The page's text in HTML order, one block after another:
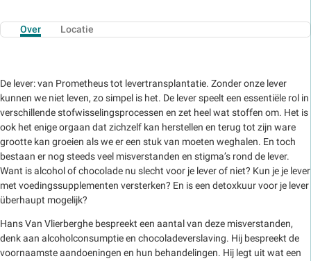
Over Locatie
De lever: van Prometheus tot levertransplantatie. Zonder onze lever
kunnen we niet leven, zo simpel is het. De lever speelt een essentiële rol in
verschillende stofwisselingsprocessen en zet heel wat stoffen om. Het is
ook het enige orgaan dat zichzelf kan herstellen en terug tot zijn ware
grootte kan groeien als we er een stuk van moeten weghalen. En toch
bestaan er nog steeds veel misverstanden en stigma’s rond de lever.
Want is alcohol of chocolade nu slecht voor je lever of niet? Kun je je lever
met voedingssupplementen versterken? En is een detoxkuur voor je lever
überhaupt mogelijk?
Hans Van Vlierberghe bespreekt een aantal van deze misverstanden,
denk aan alcoholconsumptie en chocoladeverslaving. Hij bespreekt de
voornaamste aandoeningen en hun behandelingen. Hij legt uit wat een